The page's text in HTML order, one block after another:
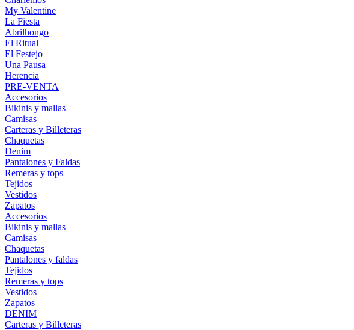
My Valentine
La Fiesta
Abrilhongo
El Ritual
El Festejo
Una Pausa
Herencia
PRE-VENTA
Accesorios
Bikinis y mallas
Camisas
Carteras y Billeteras
Chaquetas
Denim
Pantalones y Faldas
Remeras y tops
Tejidos
Vestidos
Zapatos
Accesorios
Bikinis y mallas
Camisas
Chaquetas
Pantalones y faldas
Tejidos
Remeras y tops
Vestidos
Zapatos
DENIM
Carteras y Billeteras